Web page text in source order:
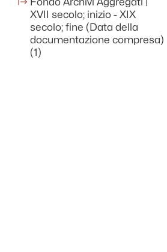
Fondo Archivi Aggregati |
XVII secolo; inizio - XIX
secolo; fine (Data della
documentazione compresa)
(1)